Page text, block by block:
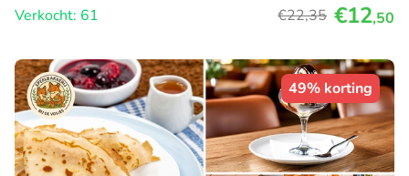
Verkocht: 61
€22,35 €12,50
49% korting